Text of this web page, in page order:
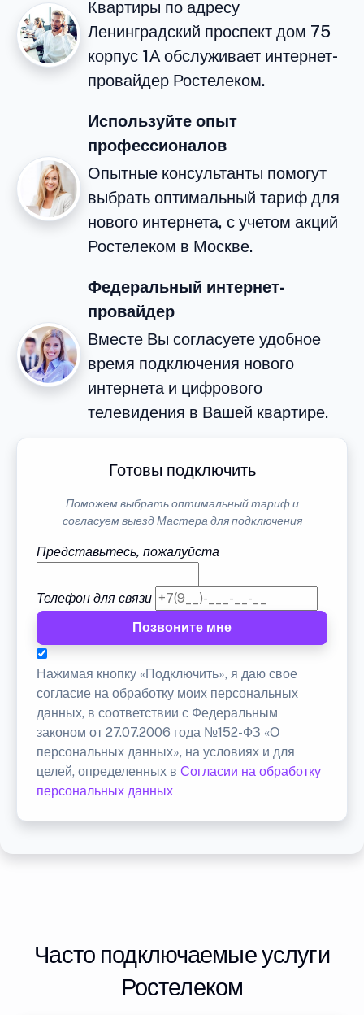
Квартиры по адресу
Ленинградский проспект дом 75
корпус 1А обслуживает интернет-
провайдер Ростелеком.
Используйте опыт
профессионалов
Опытные консультанты помогут
выбрать оптимальный тариф для
нового интернета, с учетом акций
Ростелеком в Москве.
Федеральный интернет-
провайдер
Вместе Вы согласуете удобное
время подключения нового
интернета и цифрового
телевидения в Вашей квартире.
Готовы подключить
Поможем выбрать оптимальный тариф и
согласуем выезд Мастера для подключения
Представьтесь, пожалуйста
Телефон для связи
Позвоните мне
Нажимая кнопку «Подключить», я даю свое
согласие на обработку моих персональных
данных, в соответствии с Федеральным
законом от 27.07.2006 года №152-ФЗ «О
персональных данных», на условиях и для
целей, определенных в Согласии на обработку
персональных данных
Часто подключаемые услуги
Ростелеком